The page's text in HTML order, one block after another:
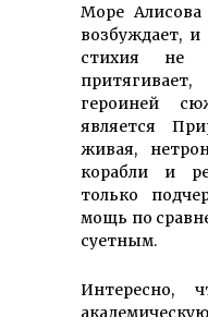
Море
возбуждает,
стихия не
героиней
является
живая,
корабли и
только
мощь по
суетным.
Интересно,